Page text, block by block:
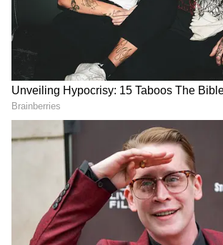
Related Articles
Raw Mango: వేసవిలో ఇలా పచ్చిమామిడి జ్యూస్
తాగారంటే ఎంత చలువో, వేడి చేయదు
Belly fat: గోరువెచ్చటి నీటిలో ఈ పొడిని
కలుపుకున్నారంటే వేలాడుతున్న పొట్ట కొవ్వు
కరిగిపోతుంది